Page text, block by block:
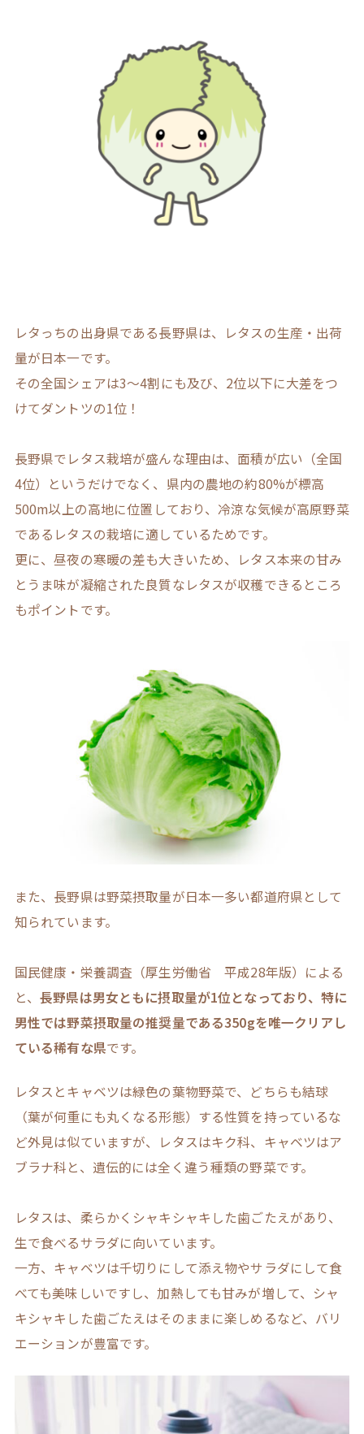
レタっちの出身県である長野県は、レタスの生産・出荷
量が日本一です。
その全国シェアは3～4割にも及び、2位以下に大差をつ
けてダントツの1位！
長野県でレタス栽培が盛んな理由は、面積が広い（全国
4位）というだけでなく、県内の農地の約80%が標高
500m以上の高地に位置しており、冷涼な気候が高原野菜
であるレタスの栽培に適しているためです。
更に、昼夜の寒暖の差も大きいため、レタス本来の甘み
とうま味が凝縮された良質なレタスが収穫できるところ
もポイントです。
また、長野県は野菜摂取量が日本一多い都道府県として
知られています。
国民健康・栄養調査（厚生労働省 平成28年版）による
と、長野県は男女ともに摂取量が1位となっており、特に
男性では野菜摂取量の推奨量である350gを唯一クリアし
ている稀有な県です。
レタスとキャベツは緑色の葉物野菜で、どちらも結球
（葉が何重にも丸くなる形態）する性質を持っているな
ど外見は似ていますが、レタスはキク科、キャベツはア
ブラナ科と、遺伝的には全く違う種類の野菜です。
レタスは、柔らかくシャキシャキした歯ごたえがあり、
生で食べるサラダに向いています。
一方、キャベツは千切りにして添え物やサラダにして食
べても美味しいですし、加熱しても甘みが増して、シャ
キシャキした歯ごたえはそのままに楽しめるなど、バリ
エーションが豊富です。